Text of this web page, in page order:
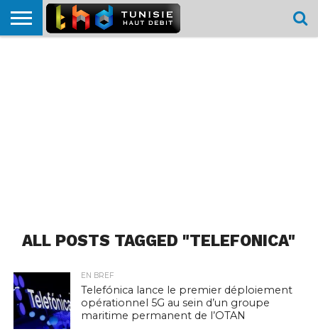
ALL POSTS TAGGED "TELEFONICA"
EN BREF
Telefónica lance le premier déploiement
opérationnel 5G au sein d’un groupe
maritime permanent de l’OTAN